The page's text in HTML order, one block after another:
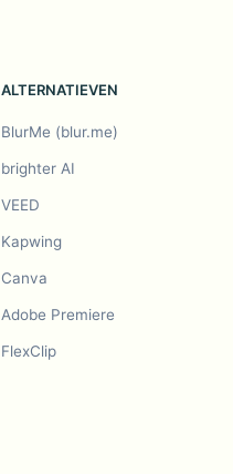
ALTERNATIEVEN
BlurMe (blur.me)
brighter AI
VEED
Kapwing
Canva
Adobe Premiere
FlexClip